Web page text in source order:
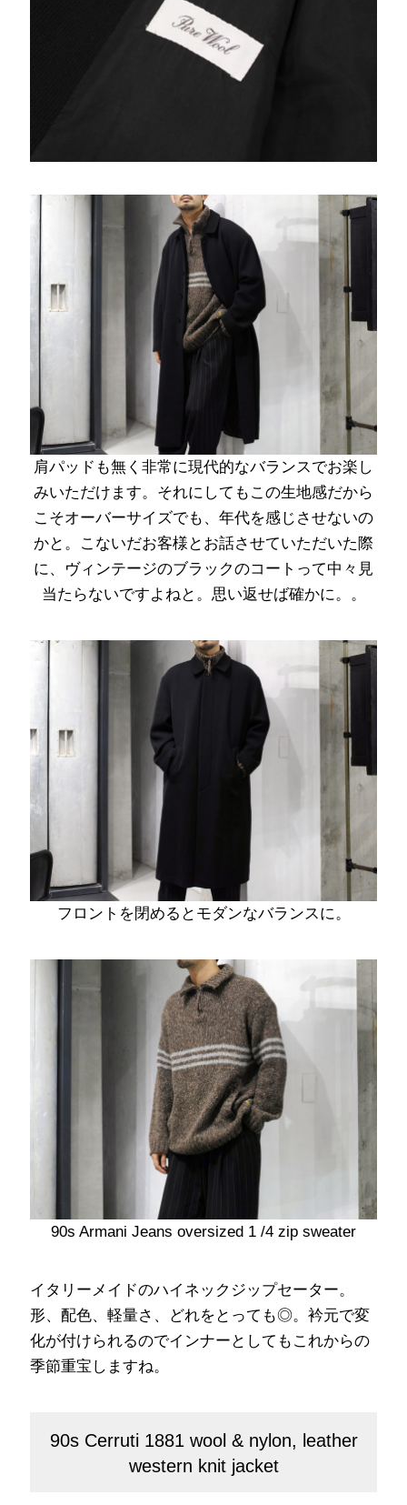
肩パッドも無く非常に現代的なバランスでお楽し
みいただけます。それにしてもこの生地感だから
こそオーバーサイズでも、年代を感じさせないの
かと。こないだお客様とお話させていただいた際
に、ヴィンテージのブラックのコートって中々見
当たらないですよねと。思い返せば確かに。。
フロントを閉めるとモダンなバランスに。
90s Armani Jeans oversized 1 /4 zip sweater
イタリーメイドのハイネックジップセーター。
形、配色、軽量さ、どれをとっても◎。衿元で変
化が付けられるのでインナーとしてもこれからの
季節重宝しますね。
90s Cerruti 1881 wool & nylon, leather
western knit jacket